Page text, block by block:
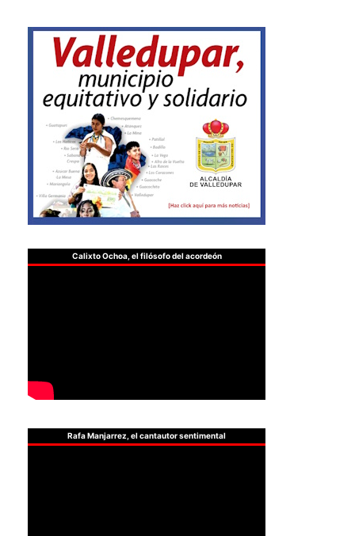
Calixto Ochoa, el filósofo del acordeón
Rafa Manjarrez, el cantautor sentimental